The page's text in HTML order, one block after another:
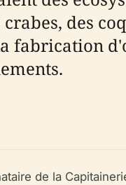
des
fabrication
de la